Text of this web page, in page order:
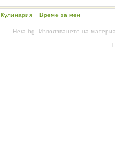
Кулинария Време за мен
Hera.bg. Използването на